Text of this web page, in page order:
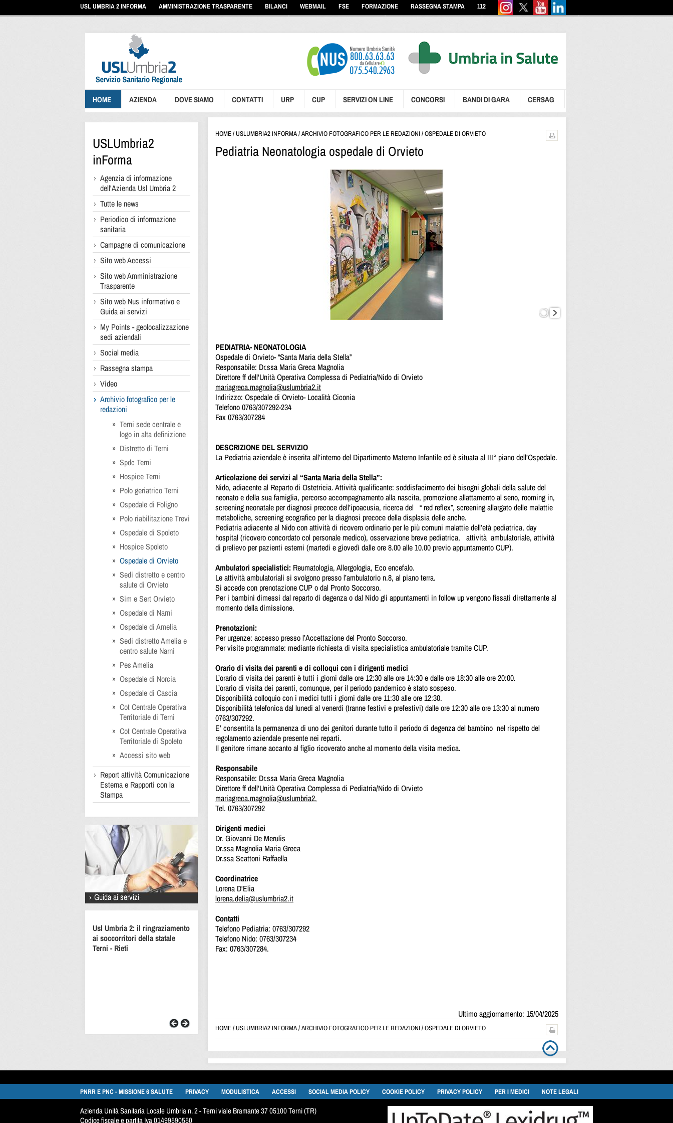
ai
USL UMBRIA 2 INFORMA AMMINISTRAZIONE TRASPARENTE BILANCI WEBMAIL FSE FORMAZIONE RASSEGNA STAMPA 112
HOME AZIENDA DOVE SIAMO CONTATTI URP CUP SERVIZI ON LINE CONCORSI BANDI DI GARA CERSAG
USLUmbria2
inForma
Agenzia di informazione
dell'Azienda Usl Umbria 2
Tutte le news
Periodico di informazione
sanitaria
Campagne di comunicazione
Sito web Accessi
Sito web Amministrazione
Trasparente
Sito web Nus informativo e
Guida ai servizi
My Points - geolocalizzazione
sedi aziendali
Social media
Rassegna stampa
Video
Archivio fotografico per le
redazioni
Terni sede centrale e
logo in alta definizione
Distretto di Terni
Spdc Terni
Hospice Terni
Polo geriatrico Terni
Ospedale di Foligno
Polo riabilitazione Trevi
Ospedale di Spoleto
Hospice Spoleto
Ospedale di Orvieto
Sedi distretto e centro
salute di Orvieto
Sim e Sert Orvieto
Ospedale di Narni
Ospedale di Amelia
Sedi distretto Amelia e
centro salute Narni
Pes Amelia
Ospedale di Norcia
Ospedale di Cascia
Cot Centrale Operativa
Territoriale di Terni
Cot Centrale Operativa
Territoriale di Spoleto
Accessi sito web
Report attività Comunicazione
Esterna e Rapporti con la
Stampa
Usl Umbria 2: il ringraziamento
ai soccorritori della statale
Terni - Rieti
HOME/USLUMBRIA2 INFORMA/ARCHIVIO FOTOGRAFICO PER LE REDAZIONI /OSPEDALE DI ORVIETO
Pediatria Neonatologia ospedale di Orvieto
PEDIATRIA- NEONATOLOGIA
Ospedale di Orvieto- “Santa Maria della Stella”
Responsabile: Dr.ssa Maria Greca Magnolia
Direttore ff dell'Unità Operativa Complessa di Pediatria/Nido di Orvieto
mariagreca.magnolia@uslumbria2.it
Indirizzo: Ospedale di Orvieto- Località Ciconia
Telefono 0763/307292-234
Fax 0763/307284
DESCRIZIONE DEL SERVIZIO
La Pediatria aziendale è inserita all’interno del Dipartimento Materno Infantile ed è situata al III° piano dell’Ospedale.
Articolazione dei servizi al “Santa Maria della Stella”:
Nido, adiacente al Reparto di Ostetricia. Attività qualificante: soddisfacimento dei bisogni globali della salute del
neonato e della sua famiglia, percorso accompagnamento alla nascita, promozione allattamento al seno, rooming in,
screening neonatale per diagnosi precoce dell’ipoacusia, ricerca del “ red reflex”, screening allargato delle malattie
metaboliche, screening ecografico per la diagnosi precoce della displasia delle anche.
Pediatria adiacente al Nido con attività di ricovero ordinario per le più comuni malattie dell’età pediatrica, day
hospital (ricovero concordato col personale medico), osservazione breve pediatrica, attività ambulatoriale, attività
di prelievo per pazienti esterni (martedi e giovedì dalle ore 8.00 alle 10.00 previo appuntamento CUP).
Ambulatori specialistici: Reumatologia, Allergologia, Eco encefalo.
Le attività ambulatoriali si svolgono presso l’ambulatorio n.8, al piano terra.
Si accede con prenotazione CUP o dal Pronto Soccorso.
Per i bambini dimessi dal reparto di degenza o dal Nido gli appuntamenti in follow up vengono fissati direttamente al
momento della dimissione.
Prenotazioni:
Per urgenze: accesso presso l’Accettazione del Pronto Soccorso.
Per visite programmate: mediante richiesta di visita specialistica ambulatoriale tramite CUP.
Orario di visita dei parenti e di colloqui con i dirigenti medici
L’orario di visita dei parenti è tutti i giorni dalle ore 12:30 alle ore 14:30 e dalle ore 18:30 alle ore 20:00.
L’orario di visita dei parenti, comunque, per il periodo pandemico è stato sospeso.
Disponibilità colloquio con i medici tutti i giorni dalle ore 11:30 alle ore 12:30.
Disponibilità telefonica dal lunedi al venerdi (tranne festivi e prefestivi) dalle ore 12:30 alle ore 13:30 al numero
0763/307292.
E’ consentita la permanenza di uno dei genitori durante tutto il periodo di degenza del bambino nel rispetto del
regolamento aziendale presente nei reparti.
Il genitore rimane accanto al figlio ricoverato anche al momento della visita medica.
Responsabile
Responsabile: Dr.ssa Maria Greca Magnolia
Direttore ff dell'Unità Operativa Complessa di Pediatria/Nido di Orvieto
mariagreca.magnolia@uslumbria2.
Tel. 0763/307292
Dirigenti medici
Dr. Giovanni De Merulis
Dr.ssa Magnolia Maria Greca
Dr.ssa Scattoni Raffaella
Coordinatrice
Lorena D'Elia
lorena.delia@uslumbria2.it
Contatti
Telefono Pediatria: 0763/307292
Telefono Nido: 0763/307234
Fax: 0763/307284.
Ultimo aggiornamento: 15/04/2025
HOME/USLUMBRIA2 INFORMA/ARCHIVIO FOTOGRAFICO PER LE REDAZIONI /OSPEDALE DI ORVIETO
PNRR E PNC - MISSIONE 6 SALUTE PRIVACY MODULISTICA ACCESSI SOCIAL MEDIA POLICY COOKIE POLICY PRIVACY POLICY PER I MEDICI NOTE LEGALI
Azienda Unità Sanitaria Locale Umbria n. 2 - Terni viale Bramante 37 05100 Terni (TR)
Codice fiscale e partita Iva 01499590550